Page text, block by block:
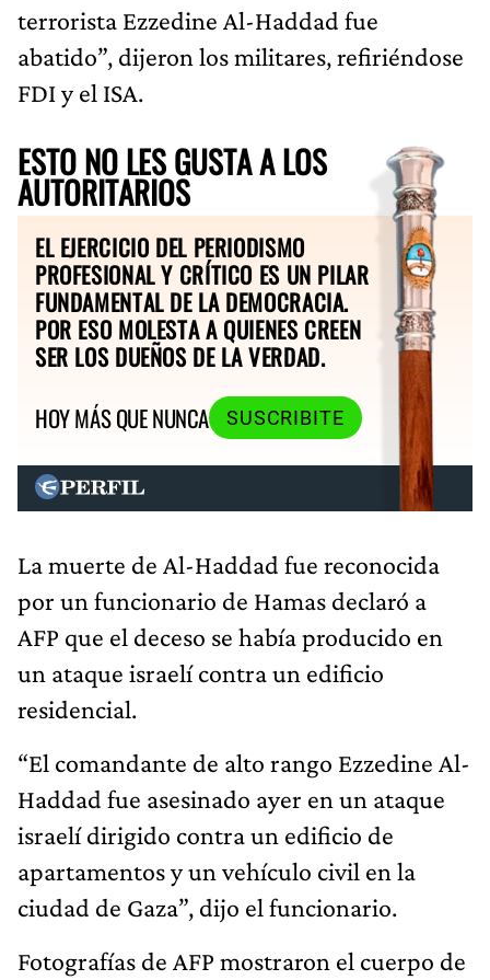
terrorista Ezzedine Al-Haddad fue
abatido”, dijeron los militares, refiriéndose
FDI y el ISA.
ESTO NO LES GUSTA A LOS
AUTORITARIOS
EL EJERCICIO DEL PERIODISMO
PROFESIONAL Y CRÍTICO ES UN PILAR
FUNDAMENTAL DE LA DEMOCRACIA.
POR ESO MOLESTA A QUIENES CREEN
SER LOS DUEÑOS DE LA VERDAD.
HOY MÁS QUE NUNCA
SUSCRIBITE
La muerte de Al-Haddad fue reconocida
por un funcionario de Hamas declaró a
AFP que el deceso se había producido en
un ataque israelí contra un edificio
residencial.
“El comandante de alto rango Ezzedine Al-
Haddad fue asesinado ayer en un ataque
israelí dirigido contra un edificio de
apartamentos y un vehículo civil en la
ciudad de Gaza”, dijo el funcionario.
Fotografías de AFP mostraron el cuerpo de